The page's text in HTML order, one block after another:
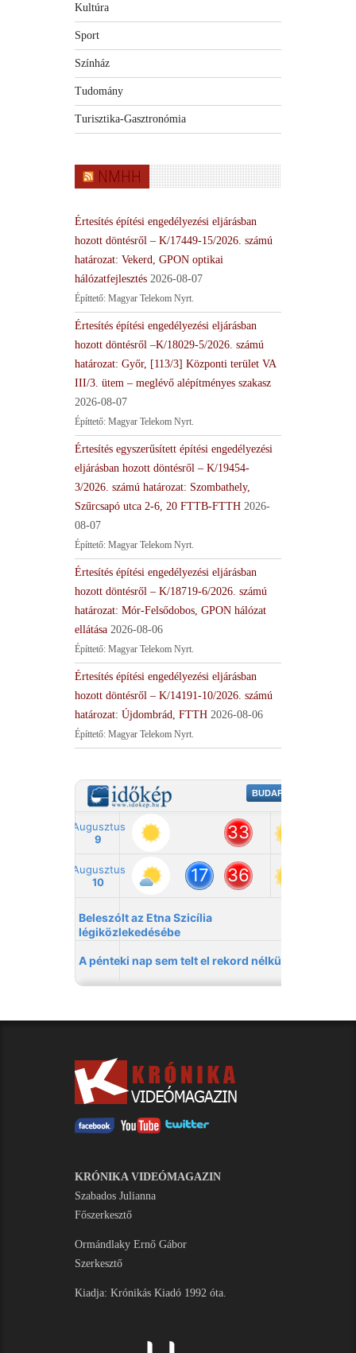
Kultúra
Sport
Színház
Tudomány
Turisztika-Gasztronómia
NMHH
Értesítés építési engedélyezési eljárásban
hozott döntésről – K/17449-15/2026. számú
határozat: Vekerd, GPON optikai
hálózatfejlesztés 2026-08-07
Építtető: Magyar Telekom Nyrt.
Értesítés építési engedélyezési eljárásban
hozott döntésről –K/18029-5/2026. számú
határozat: Győr, [113/3] Központi terület VA
III/3. ütem – meglévő alépítményes szakasz
2026-08-07
Építtető: Magyar Telekom Nyrt.
Értesítés egyszerűsített építési engedélyezési
eljárásban hozott döntésről – K/19454-
3/2026. számú határozat: Szombathely,
Szűrcsapó utca 2-6, 20 FTTB-FTTH 2026-
08-07
Építtető: Magyar Telekom Nyrt.
Értesítés építési engedélyezési eljárásban
hozott döntésről – K/18719-6/2026. számú
határozat: Mór-Felsődobos, GPON hálózat
ellátása 2026-08-06
Építtető: Magyar Telekom Nyrt.
Értesítés építési engedélyezési eljárásban
hozott döntésről – K/14191-10/2026. számú
határozat: Újdombrád, FTTH 2026-08-06
Építtető: Magyar Telekom Nyrt.
KRÓNIKA VIDEÓMAGAZIN
Szabados Julianna
Főszerkesztő
Ormándlaky Ernő Gábor
Szerkesztő
Kiadja: Krónikás Kiadó 1992 óta.